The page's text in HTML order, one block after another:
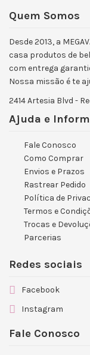
Quem Somos
Desde 2013, a
casa produtos de
com entrega
Nossa missão é te
2414 Artesia Blvd -
Ajuda e
Fale Conosco
Como Comprar
Envios e Prazos
Rastrear Pedido
Política de
Termos e
Trocas e
Parcerias
Redes sociais
Facebook
Instagram
Fale Conosco